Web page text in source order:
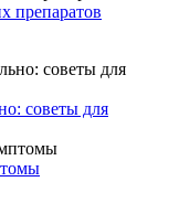
препаратов
советы для